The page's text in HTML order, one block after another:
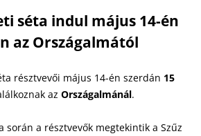
séta indul május 14-én
az Országalmától
résztvevői május 14-én szerdán 15
az Országalmánál.
során a résztvevők megtekintik a Szűz